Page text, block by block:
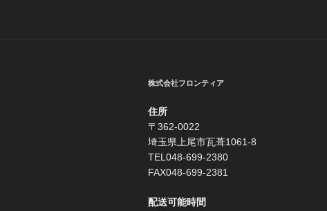
シ
ョ
ン
株式会社フロンティア
住所
〒362-0022
埼玉県上尾市瓦葺1061-8
TEL048-699-2380
FAX048-699-2381
配送可能時間